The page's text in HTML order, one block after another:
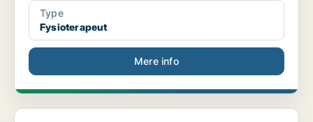
Type
Fysioterapeut
Mere info
Fysioterapeut søges til Fredericia Fysioterapi- og...